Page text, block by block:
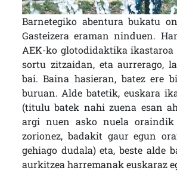
Barnetegiko abentura bukatu
Gasteizera eraman ninduen.
AEK-ko glotodidaktika ikastaroa
sortu zitzaidan, eta aurrerago,
bai. Baina hasieran, batez ere
buruan. Alde batetik, euskara
(titulu batek nahi zuena esan
argi nuen asko nuela
zorionez, badakit gaur egun
gehiago dudala) eta, beste alde
aurkitzea harremanak euskaraz